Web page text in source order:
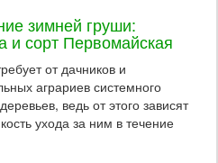
зимней груши:
и сорт Первомайская
от дачников и
аграриев системного
ведь от этого зависят
ухода за ним в течение